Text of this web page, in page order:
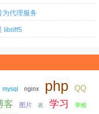
代理服务
libtiff5
mysql nginx php QQ
客 图片 夜 学习 学校